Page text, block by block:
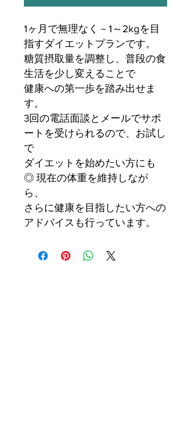
1ヶ月で無理なく－1～2kgを目
指すダイエットプランです。
糖質摂取量を調整し、普段の食
生活を少し変えることで
健康への第一歩を踏み出せま
す。
3回の電話面談とメールでサポ
ートを受けられるので、お試し
で
ダイエットを始めたい方にも
◎ 現在の体重を維持しなが
ら、
さらに健康を目指したい方への
アドバイスも行っています。